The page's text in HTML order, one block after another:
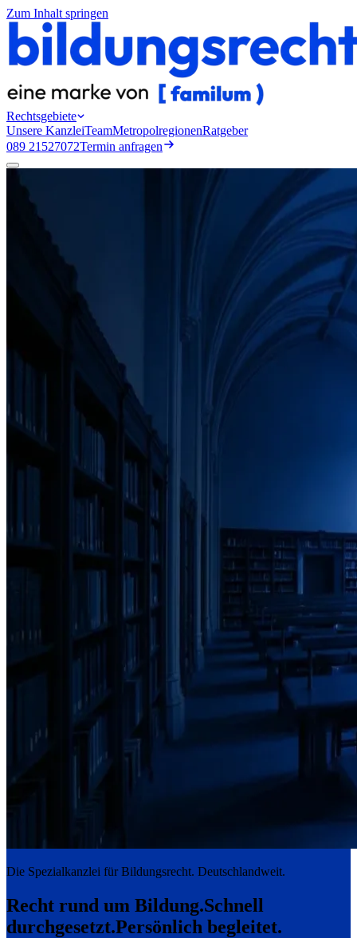
Zum Inhalt springen
Rechtsgebiete
Unsere KanzleiTeamMetropolregionenRatgeber
089 21527072Termin anfragen
Die Spezialkanzlei für Bildungsrecht. Deutschlandweit.
Recht rund um Bildung.Schnell
durchgesetzt.Persönlich begleitet.